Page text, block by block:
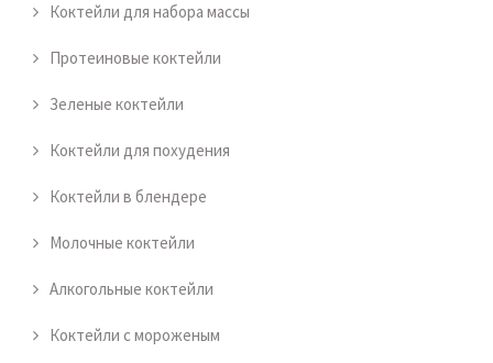
Коктейли для набора массы
Протеиновые коктейли
Зеленые коктейли
Коктейли для похудения
Коктейли в блендере
Молочные коктейли
Алкогольные коктейли
Коктейли с мороженым